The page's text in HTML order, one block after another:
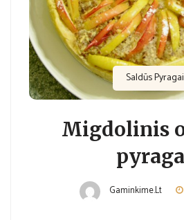
Saldūs Pyragai
Migdolinis
Gaminkime.lt